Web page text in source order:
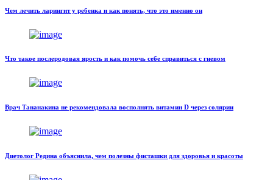
Чем лечить ларингит у ребенка и как понять, что это именно он
Что такое послеродовая ярость и как помочь себе справиться с гневом
Врач Тананакина не рекомендовала восполнять витамин D через солярии
Диетолог Редина объяснила, чем полезны фисташки для здоровья и красоты